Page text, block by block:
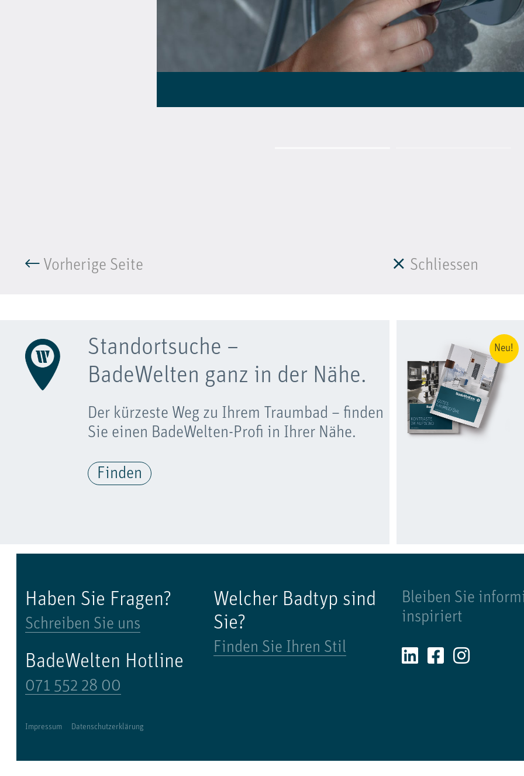
Vorherige Seite Schliessen
Standortsuche –
BadeWelten ganz in der Nähe.
Der kürzeste Weg zu Ihrem Traumbad – finden
Sie einen BadeWelten-Profi in Ihrer Nähe.
Finden
Neu!
Haben Sie Fragen?
Schreiben Sie uns
BadeWelten Hotline
071 552 28 00
Welcher Badtyp sind
Sie?
Finden Sie Ihren Stil
Bleiben Sie
inspiriert
Impressum Datenschutzerklärung